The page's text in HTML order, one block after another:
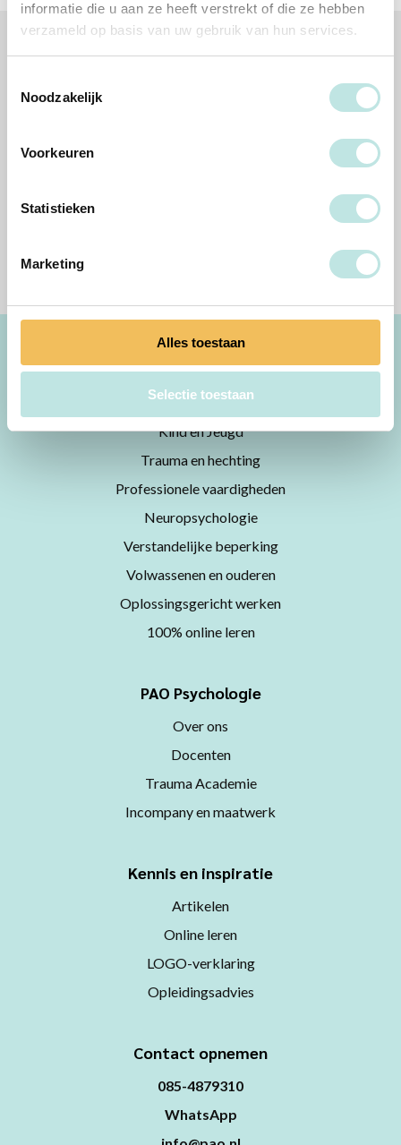
informatie die u aan ze heeft verstrekt of die ze hebben
verzameld op basis van uw gebruik van hun services.
Noodzakelijk
Voorkeuren
Statistieken
Marketing
Alles toestaan
Selectie toestaan
Meld je nu aan voor onze nieuwsbrief en weet alles als eerste!
Thema
CGT
Kind en Jeugd
Trauma en hechting
Professionele vaardigheden
Neuropsychologie
Verstandelijke beperking
Volwassenen en ouderen
Oplossingsgericht werken
100% online leren
PAO Psychologie
Over ons
Docenten
Trauma Academie
Incompany en maatwerk
Kennis en inspiratie
Artikelen
Online leren
LOGO-verklaring
Opleidingsadvies
Contact opnemen
085-4879310
WhatsApp